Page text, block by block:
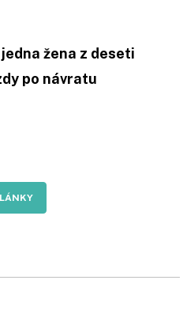
žena z deseti
po návratu